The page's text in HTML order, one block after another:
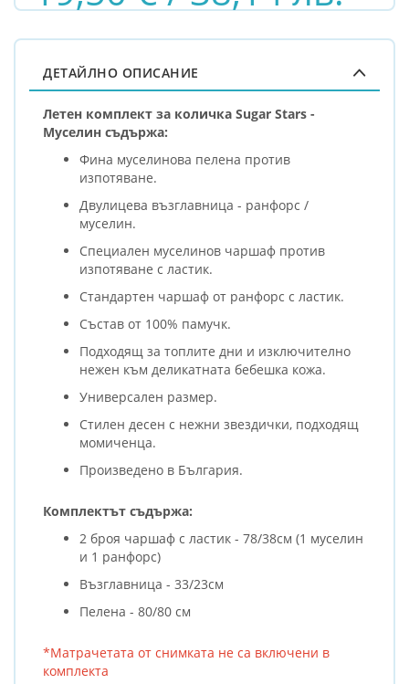
ДЕТАЙЛНО ОПИСАНИЕ
Летен комплект за количка Sugar Stars -
Муселин съдържа:
Фина муселинова пелена против
изпотяване.
Двулицева възглавница - ранфорс /
муселин.
Специален муселинов чаршаф против
изпотяване с ластик.
Стандартен чаршаф от ранфорс с ластик.
Състав от 100% памучк.
Подходящ за топлите дни и изключително
нежен към деликатната бебешка кожа.
Универсален размер.
Стилен десен с нежни звездички, подходящ
мoмиченца.
Произведено в България.
Комплектът съдържа:
2 броя чаршаф с ластик - 78/38см (1 муселин
и 1 ранфорс)
Възглавница - 33/23см
Пелена - 80/80 см
*Матрачетата от снимката не са включени в
комплекта